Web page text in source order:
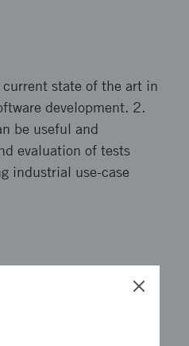
state of the art in
development. 2.
be useful and
evaluation of tests
industrial use-case
and 2 journal papers
testing control